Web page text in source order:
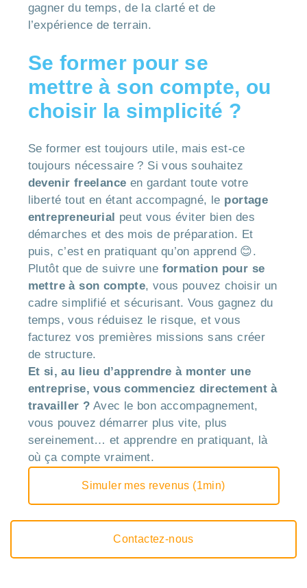
gagner du temps, de la clarté et de
l’expérience de terrain.
Se former pour se
mettre à son compte, ou
choisir la simplicité ?
Se former est toujours utile, mais est-ce
toujours nécessaire ? Si vous souhaitez
devenir freelance en gardant toute votre
liberté tout en étant accompagné, le portage
entrepreneurial peut vous éviter bien des
démarches et des mois de préparation. Et
puis, c’est en pratiquant qu’on apprend 😊.
Plutôt que de suivre une formation pour se
mettre à son compte, vous pouvez choisir un
cadre simplifié et sécurisant. Vous gagnez du
temps, vous réduisez le risque, et vous
facturez vos premières missions sans créer
de structure.
Et si, au lieu d’apprendre à monter une
entreprise, vous commenciez directement à
travailler ? Avec le bon accompagnement,
vous pouvez démarrer plus vite, plus
sereinement… et apprendre en pratiquant, là
où ça compte vraiment.
Simuler mes revenus (1min)
Contactez-nous